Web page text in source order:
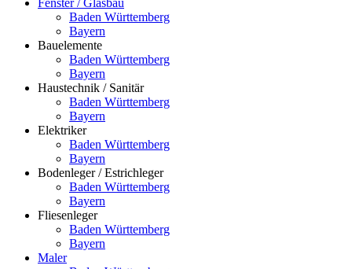
Baden Württemberg
Bayern
Bauelemente
Baden Württemberg
Bayern
Haustechnik / Sanitär
Baden Württemberg
Bayern
Elektriker
Baden Württemberg
Bayern
Bodenleger / Estrichleger
Baden Württemberg
Bayern
Fliesenleger
Baden Württemberg
Bayern
Maler